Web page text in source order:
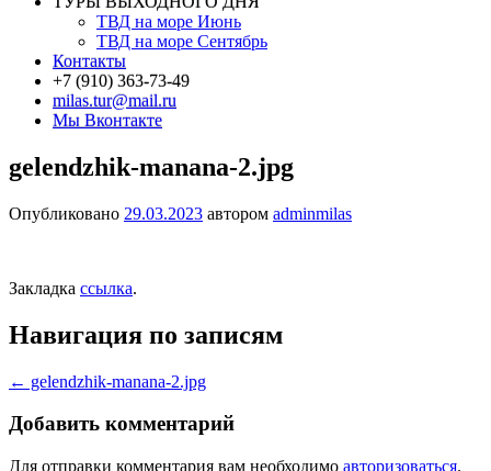
ТВД на море Июнь
ТВД на море Сентябрь
Контакты
+7 (910) 363-73-49
milas.tur@mail.ru
Мы Вконтакте
gelendzhik-manana-2.jpg
Опубликовано 29.03.2023 автором adminmilas
Закладка ссылка.
Навигация по записям
← gelendzhik-manana-2.jpg
Добавить комментарий
Для отправки комментария вам необходимо авторизоваться.